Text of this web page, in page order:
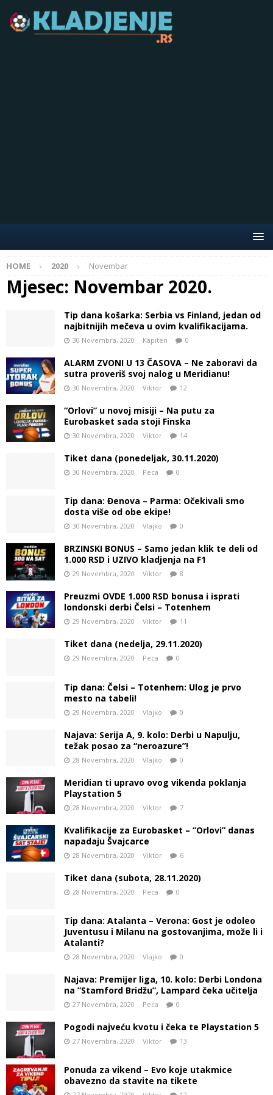
HOME 2020 Novembar
Mjesec: Novembar 2020.
Tip dana košarka: Serbia vs Finland, jedan od
najbitnijih mečeva u ovim kvalifikacijama.
30 Novembra, 2020 Kapiten 0
ALARM ZVONI U 13 ČASOVA – Ne zaboravi da
sutra proveriš svoj nalog u Meridianu!
30 Novembra, 2020 Viktor 12
“Orlovi” u novoj misiji – Na putu za
Eurobasket sada stoji Finska
30 Novembra, 2020 Viktor 14
Tiket dana (ponedeljak, 30.11.2020)
30 Novembra, 2020 Peca 0
Tip dana: Đenova – Parma: Očekivali smo
dosta više od obe ekipe!
30 Novembra, 2020 Vlajko 0
BRZINSKI BONUS – Samo jedan klik te deli od
1.000 RSD i UZIVO kladjenja na F1
29 Novembra, 2020 Viktor 8
Preuzmi OVDE 1.000 RSD bonusa i isprati
londonski derbi Čelsi – Totenhem
29 Novembra, 2020 Viktor 11
Tiket dana (nedelja, 29.11.2020)
29 Novembra, 2020 Peca 0
Tip dana: Čelsi – Totenhem: Ulog je prvo
mesto na tabeli!
29 Novembra, 2020 Vlajko 0
Najava: Serija A, 9. kolo: Derbi u Napulju,
težak posao za “neroazure”!
28 Novembra, 2020 Vlajko 0
Meridian ti upravo ovog vikenda poklanja
Playstation 5
28 Novembra, 2020 Viktor 7
Kvalifikacije za Eurobasket – “Orlovi” danas
napadaju Švajcarce
28 Novembra, 2020 Viktor 6
Tiket dana (subota, 28.11.2020)
28 Novembra, 2020 Peca 0
Tip dana: Atalanta – Verona: Gost je odoleo
Juventusu i Milanu na gostovanjima, može li i
Atalanti?
28 Novembra, 2020 Vlajko 0
Najava: Premijer liga, 10. kolo: Derbi Londona
na ”Stamford Bridžu”, Lampard čeka učitelja
27 Novembra, 2020 Peca 0
Pogodi najveću kvotu i čeka te Playstation 5
27 Novembra, 2020 Viktor 13
Ponuda za vikend – Evo koje utakmice
obavezno da stavite na tikete